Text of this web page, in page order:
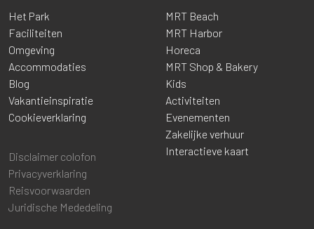
Het Park
Faciliteiten
Omgeving
Accommodaties
Blog
Vakantieinspiratie
Cookieverklaring
Disclaimer colofon
Privacyverklaring
Reisvoorwaarden
Juridische Mededeling
MRT Beach
MRT Harbor
Horeca
MRT Shop & Bakery
Kids
Activiteiten
Evenementen
Zakelijke verhuur
Interactieve kaart